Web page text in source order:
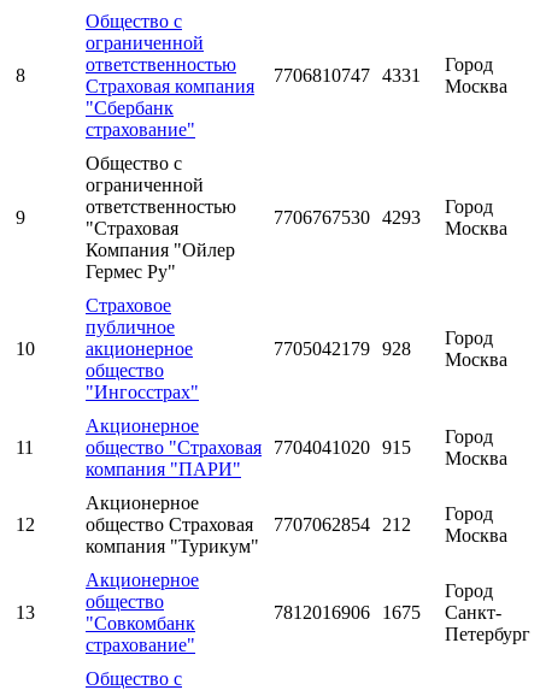
8
Общество с
ограниченной
ответственностью
Страховая компания
"Сбербанк
страхование"
7706810747 4331
Город
Москва
9
Общество с
ограниченной
ответственностью
"Страховая
Компания "Ойлер
Гермес Ру"
7706767530 4293
Город
Москва
10
Страховое
публичное
акционерное
общество
"Ингосстрах"
7705042179 928
Город
Москва
11
Акционерное
общество "Страховая
компания "ПАРИ"
7704041020 915
Город
Москва
12
Акционерное
общество Страховая
компания "Турикум"
7707062854 212
Город
Москва
13
Акционерное
общество
"Совкомбанк
страхование"
7812016906 1675
Город
Санкт-
Петербург
Общество с